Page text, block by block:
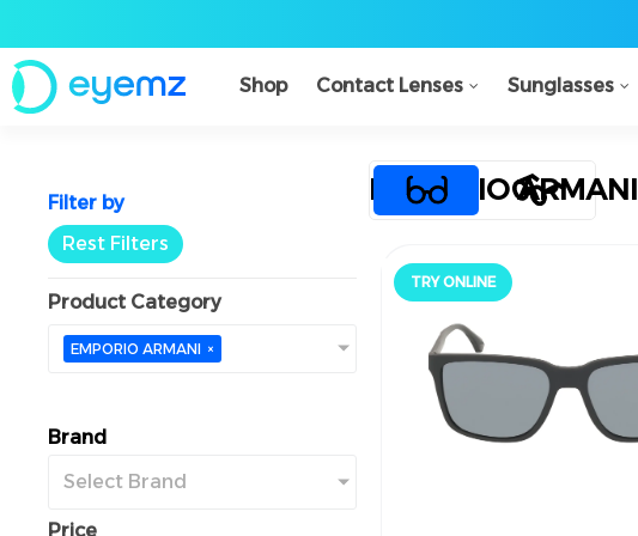
Shop Contact Lenses Sunglasses
Filter by
Rest Filters
Product Category
EMPORIO ARMANI ×
Brand
Select Brand
Price
EMPORIO ARMANI
TRY ONLINE
جرّب أونلاين